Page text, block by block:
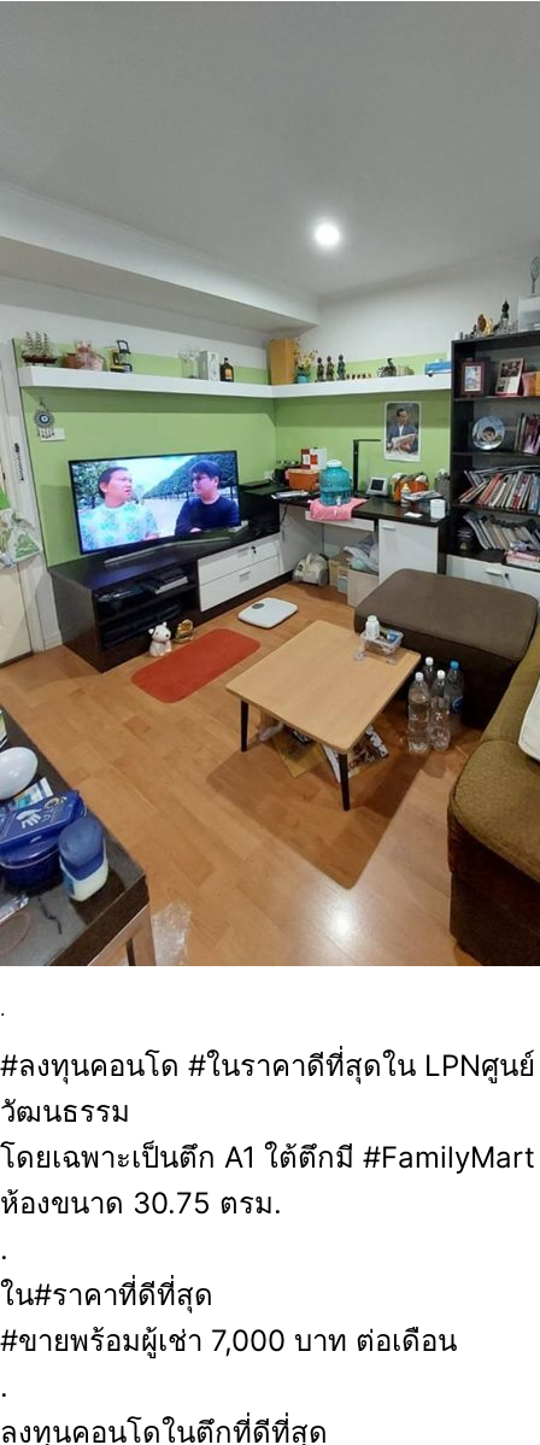
.
#ลงทุนคอนโด #ในราคาดีที่สุดใน LPNศูนย์
วัฒนธรรม
โดยเฉพาะเป็นตึก A1 ใต้ตึกมี #FamilyMart
ห้องขนาด 30.75 ตรม.
.
ใน#ราคาที่ดีที่สุด
#ขายพร้อมผู้เช่า 7,000 บาท ต่อเดือน
.
ลงทุนคอนโดในตึกที่ดีที่สุด